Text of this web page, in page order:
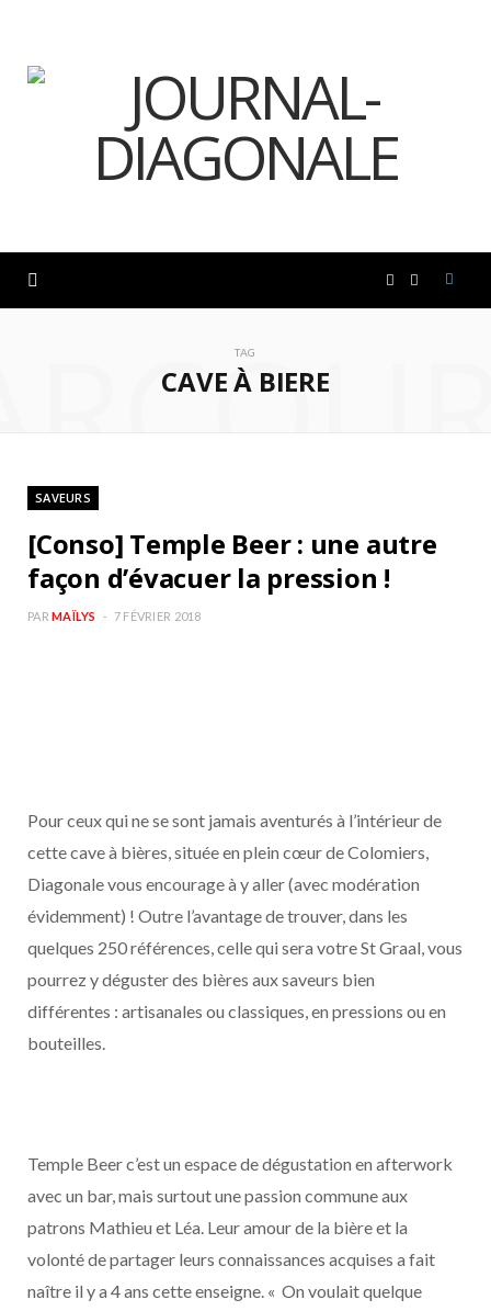
o
TAG
CAVE À BIERE
SAVEURS
[Conso] Temple Beer : une autre
façon d’évacuer la pression !
PAR MAÏLYS 7 FÉVRIER 2018
Pour ceux qui ne se sont jamais aventurés à l’intérieur de
cette cave à bières, située en plein cœur de Colomiers,
Diagonale vous encourage à y aller (avec modération
évidemment) ! Outre l’avantage de trouver, dans les
quelques 250 références, celle qui sera votre St Graal, vous
pourrez y déguster des bières aux saveurs bien
différentes : artisanales ou classiques, en pressions ou en
bouteilles.
Temple Beer c’est un espace de dégustation en afterwork
avec un bar, mais surtout une passion commune aux
patrons Mathieu et Léa. Leur amour de la bière et la
volonté de partager leurs connaissances acquises a fait
naître il y a 4 ans cette enseigne. « On voulait quelque